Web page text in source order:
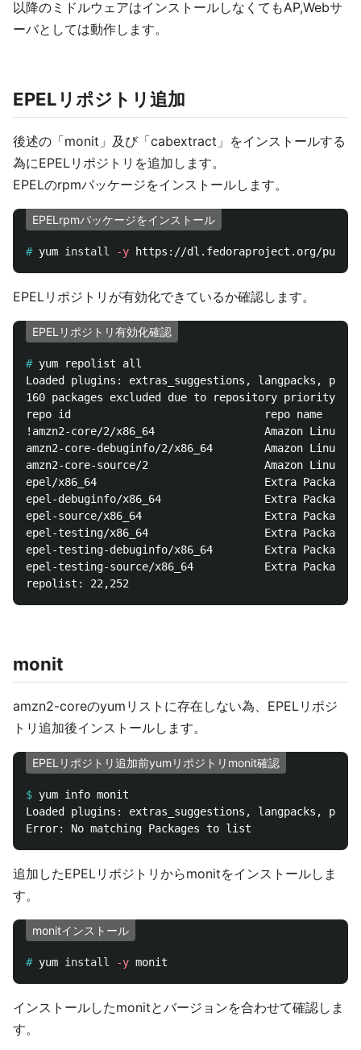
以降のミドルウェアはインストールしなくてもAP,Webサ
ーバとしては動作します。
EPELリポジトリ追加
後述の「monit」及び「cabextract」をインストールする
為にEPELリポジトリを追加します。
EPELのrpmパッケージをインストールします。
EPELrpmパッケージをインストール
# yum install -y
EPELリポジトリが有効化できているか確認します。
EPELリポジトリ有効化確認
#
Loaded plugins: extras_suggestions, langpacks,
160 packages excluded due to repository priority
repo id                              repo name
!amzn2-core/2/x86_64                 Amazon Linux
amzn2-core-debuginfo/2/x86_64        Amazon Linux
amzn2-core-source/2                  Amazon Linux 2
epel/x86_64                          Extra Packages
epel-debuginfo/x86_64                Extra Packages
epel-source/x86_64                   Extra Packages
epel-testing/x86_64                  Extra Packages
epel-testing-debuginfo/x86_64        Extra
epel-testing-source/x86_64           Extra Packages
monit
amzn2-coreのyumリストに存在しない為、EPELリポジ
トリ追加後インストールします。
EPELリポジトリ追加前yumリポジトリmonit確認
$
Loaded plugins: extras_suggestions, langpacks,
追加したEPELリポジトリからmonitをインストールしま
す。
monitインストール
# yum install -y
インストールしたmonitとバージョンを合わせて確認しま
す。